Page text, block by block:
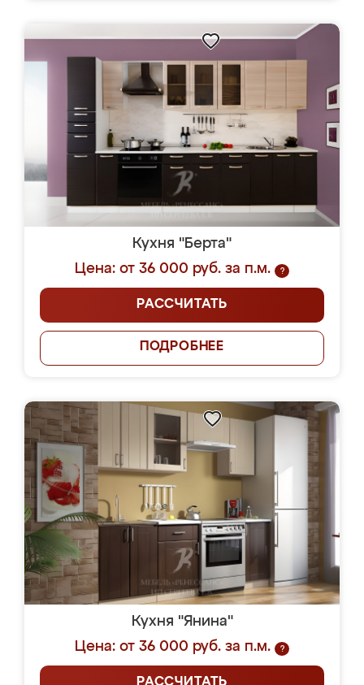
Кухня "Берта"
Цена: от 36 000 руб. за п.м.
?
РАССЧИТАТЬ
ПОДРОБНЕЕ
Кухня "Янина"
Цена: от 36 000 руб. за п.м.
?